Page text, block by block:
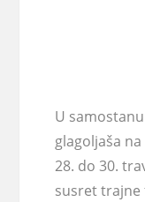
U
glagoljaša
28. do 30.
susret trajne